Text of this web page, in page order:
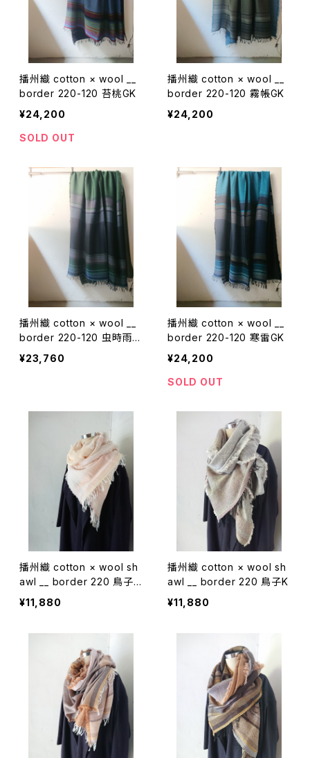
播州織 cotton × wool __
border 220-120 苔桃GK
¥24,200
SOLD OUT
播州織 cotton × wool __
border 220-120 霧帳GK
¥24,200
播州織 cotton × wool __
border 220-120 虫時雨G
K
¥23,760
播州織 cotton × wool __
border 220-120 寒雷GK
¥24,200
SOLD OUT
播州織 cotton × wool sh
awl __ border 220 鳥子
W
¥11,880
播州織 cotton × wool sh
awl __ border 220 鳥子K
¥11,880